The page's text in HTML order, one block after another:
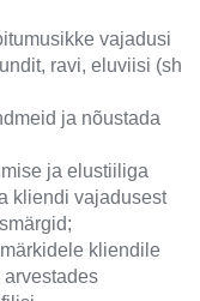
vajadusi
ravi, eluviisi (sh
ja nõustada
ja elustiiliga
kliendi vajadusest
kliendile